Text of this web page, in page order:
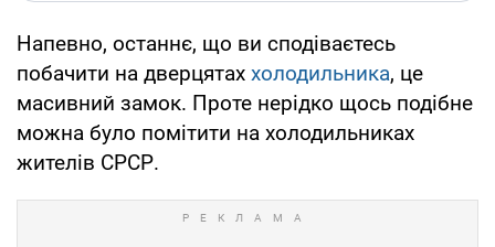
Напевно, останнє, що ви сподіваєтесь
побачити на дверцятах холодильника, це
масивний замок. Проте нерідко щось подібне
можна було помітити на холодильниках
жителів СРСР.